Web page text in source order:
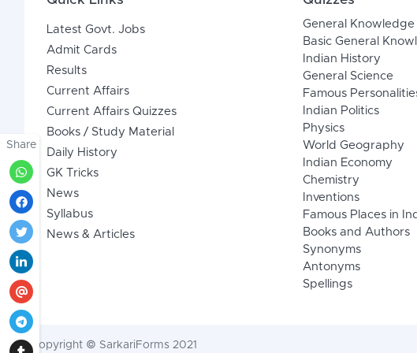
Share
Latest Govt. Jobs
Admit Cards
Results
Current Affairs
Current Affairs Quizzes
Books / Study Material
Daily History
GK Tricks
News
Syllabus
News & Articles
General Knowledge
Basic General
Indian History
General Science
Famous
Indian Politics
Physics
World Geography
Indian Economy
Chemistry
Inventions
Famous Places in
Books and Authors
Synonyms
Antonyms
Spellings
Copyright © SarkariForms 2021